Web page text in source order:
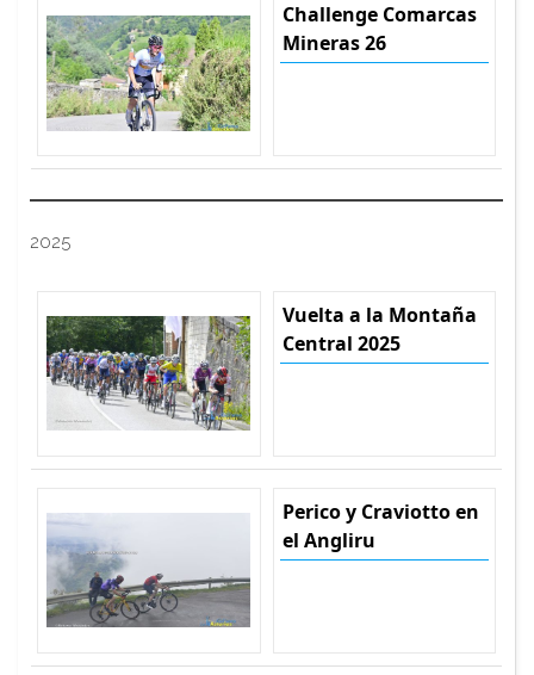
Challenge Comarcas
Mineras 26
2025
Vuelta a la Montaña
Central 2025
Perico y Craviotto en
el Angliru